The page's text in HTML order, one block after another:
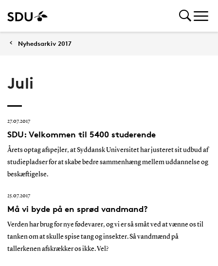
Nyhedsarkiv 2017
Juli
27.07.2017
SDU: Velkommen til 5400 studerende
Årets optag afspejler, at Syddansk Universitet har justeret sit udbud af
studiepladser for at skabe bedre sammenhæng mellem uddannelse og
beskæftigelse.
25.07.2017
Må vi byde på en sprød vandmand?
Verden har brug for nye fødevarer, og vi er så småt ved at vænne os til
tanken om at skulle spise tang og insekter. Så vandmænd på
tallerkenen afskrækker os ikke. Vel?